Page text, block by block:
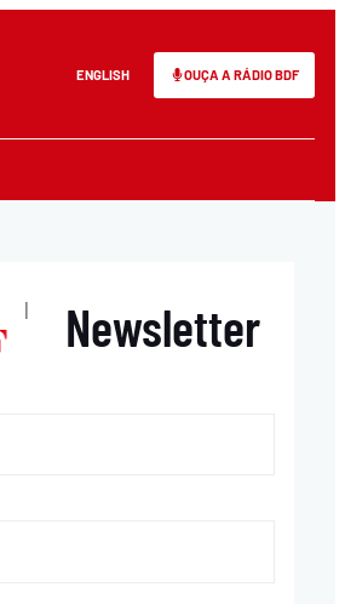
ENGLISH OUÇA A RÁDIO BDF
| Newsletter